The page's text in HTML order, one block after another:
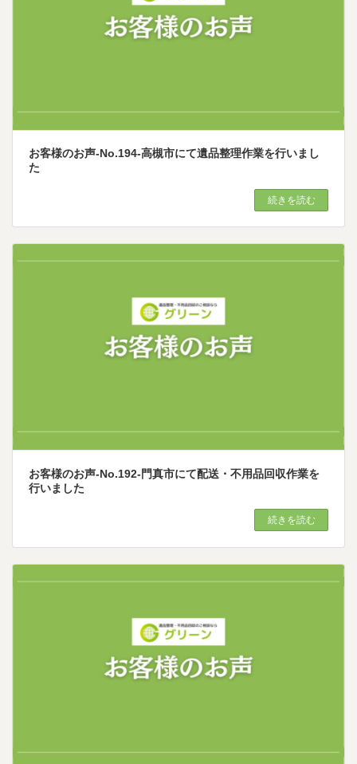
お客様のお声-No.194-高槻市にて遺品整理作業を行いまし
た
続きを読む
お客様のお声-No.192-門真市にて配送・不用品回収作業を
行いました
続きを読む